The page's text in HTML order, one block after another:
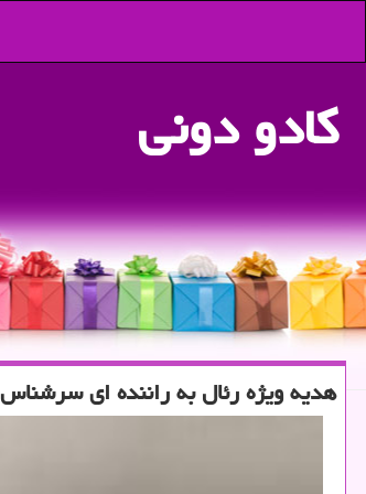
كادو دونی
هدیه ویژه رئال به راننده ای سرشناس